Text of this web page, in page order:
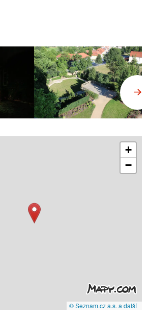
+
−
© Seznam.cz a.s. a další